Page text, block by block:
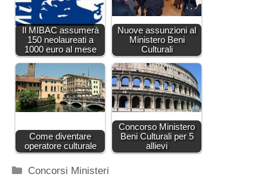
Il MIBAC assumerà
150 neolaureati a
1000 euro al mese
Nuove assunzioni al
Ministero Beni
Culturali
Come diventare
operatore culturale
Concorso Ministero
Beni Culturali per 5
allievi
Categorie
Concorsi Ministeri